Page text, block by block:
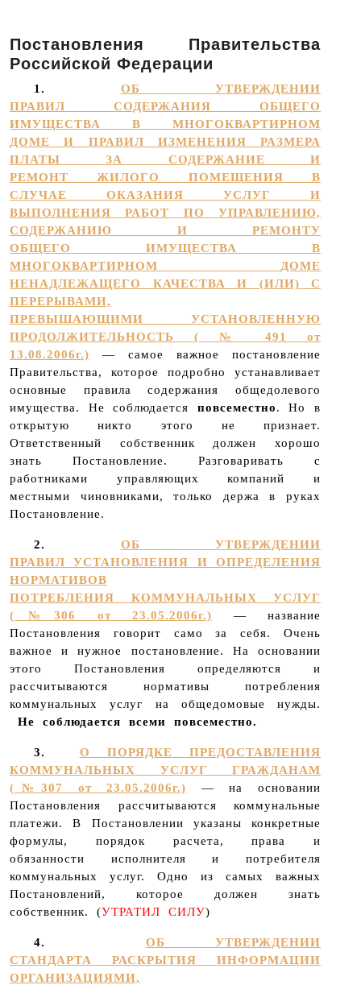
Постановления Правительства
Российской Федерации
1. ОБ УТВЕРЖДЕНИИ
ПРАВИЛ СОДЕРЖАНИЯ ОБЩЕГО
ИМУЩЕСТВА В МНОГОКВАРТИРНОМ
ДОМЕ И ПРАВИЛ ИЗМЕНЕНИЯ РАЗМЕРА
ПЛАТЫ ЗА СОДЕРЖАНИЕ И
РЕМОНТ ЖИЛОГО ПОМЕЩЕНИЯ В
СЛУЧАЕ ОКАЗАНИЯ УСЛУГ И
ВЫПОЛНЕНИЯ РАБОТ ПО УПРАВЛЕНИЮ,
СОДЕРЖАНИЮ И РЕМОНТУ
ОБЩЕГО ИМУЩЕСТВА В
МНОГОКВАРТИРНОМ ДОМЕ
НЕНАДЛЕЖАЩЕГО КАЧЕСТВА И (ИЛИ) С
ПЕРЕРЫВАМИ,
ПРЕВЫШАЮЩИМИ УСТАНОВЛЕННУЮ
ПРОДОЛЖИТЕЛЬНОСТЬ ( № 491 от
13.08.2006г.) — самое важное постановление
Правительства, которое подробно устанавливает
основные правила содержания общедолевого
имущества. Не соблюдается повсеместно. Но в
открытую никто этого не признает.
Ответственный собственник должен хорошо
знать Постановление. Разговаривать с
работниками управляющих компаний и
местными чиновниками, только держа в руках
Постановление.
2. ОБ УТВЕРЖДЕНИИ
ПРАВИЛ УСТАНОВЛЕНИЯ И ОПРЕДЕЛЕНИЯ
НОРМАТИВОВ
ПОТРЕБЛЕНИЯ КОММУНАЛЬНЫХ УСЛУГ
(№306 от 23.05.2006г.) — название
Постановления говорит само за себя. Очень
важное и нужное постановление. На основании
этого Постановления определяются и
рассчитываются нормативы потребления
коммунальных услуг на общедомовые нужды.
Не соблюдается всеми повсеместно.
3. О ПОРЯДКЕ ПРЕДОСТАВЛЕНИЯ
КОММУНАЛЬНЫХ УСЛУГ ГРАЖДАНАМ
(№307 от 23.05.2006г.) — на основании
Постановления рассчитываются коммунальные
платежи. В Постановлении указаны конкретные
формулы, порядок расчета, права и
обязанности исполнителя и потребителя
коммунальных услуг. Одно из самых важных
Постановлений, которое должен знать
собственник. (УТРАТИЛ СИЛУ)
4. ОБ УТВЕРЖДЕНИИ
СТАНДАРТА РАСКРЫТИЯ ИНФОРМАЦИИ
ОРГАНИЗАЦИЯМИ,